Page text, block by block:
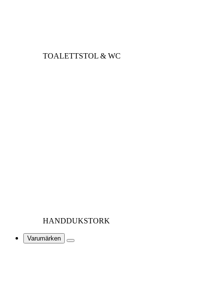
TOALETTSTOL & WC
HANDDUKSTORK
Varumärken